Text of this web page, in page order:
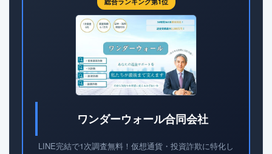
ワンダーウォール合同会社
LINE完結で1次調査無料！仮想通貨・投資詐欺に特化し